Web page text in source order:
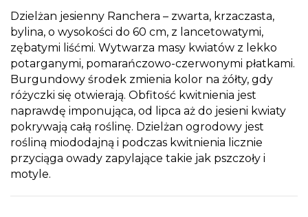
Dzielżan jesienny Ranchera – zwarta, krzaczasta,
bylina, o wysokości do 60 cm, z lancetowatymi,
zębatymi liśćmi. Wytwarza masy kwiatów z lekko
potarganymi, pomarańczowo-czerwonymi płatkami.
Burgundowy środek zmienia kolor na żółty, gdy
różyczki się otwierają. Obfitość kwitnienia jest
naprawdę imponująca, od lipca aż do jesieni kwiaty
pokrywają całą roślinę. Dzielżan ogrodowy jest
rośliną miododajną i podczas kwitnienia licznie
przyciąga owady zapylające takie jak pszczoły i
motyle.